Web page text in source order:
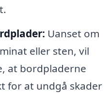
Uanset om
eller sten, vil
at bordpladerne
for at undgå skader